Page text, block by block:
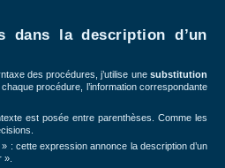
dans la description d’un
des procédures, j’utilise une substitution
procédure, l’information correspondante
est posée entre parenthèses. Comme les
» : cette expression annonce la description d’un
».